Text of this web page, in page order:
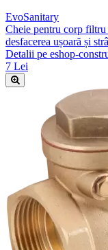
EvoSanitary
Cheie pentru corp
desfacerea ușoară și
Detalii pe eshop-
7 Lei